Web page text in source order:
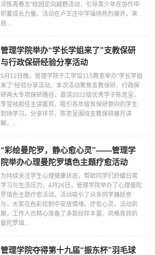
淬炼青春志”校园定向越野活动，引导青少年在协作中
积蓄成长力量。活动在卢王庄中学操场热烈展开。来
自...
管理学院举办“学长学姐来了”支教保研
与行政保研经验分享活动
5月12日晚，管理学院于工学馆115教室举办“学长学姐
来了”经验分享活动。本次活动聚焦支教保研、行政保
研两大专项保研路径，邀请2022级优秀学子陈思呈、
李昱岐担任主讲嘉宾，吸引各年级有保研意向的学生
到场学习。分享环节，陈思呈围绕支教保研展开讲
解，...
“彩绘曼陀罗，静心愈心灵”——管理学
院举办心理曼陀罗填色主题疗愈活动
为持续关注学生心理健康状态，帮助同学们舒缓日常
学习与生活压力，4月26日，管理学院举办了心理曼陀
罗填色主题疗愈活动。活动吸引了众多同学踊跃参
与，大家在色彩绘制中安放情绪、疗愈心灵。活动前
期，工作人员精心准备了多款纹样丰富、风格各异的
曼陀罗填...
管理学院夺得第十九届“振东杯”羽毛球